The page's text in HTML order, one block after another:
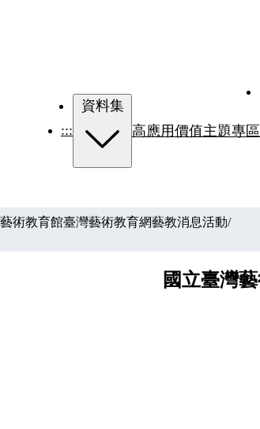
:::
資料集
高應用價值主題專區
術教育館臺灣藝術教育網藝教消息活動/
國立臺灣